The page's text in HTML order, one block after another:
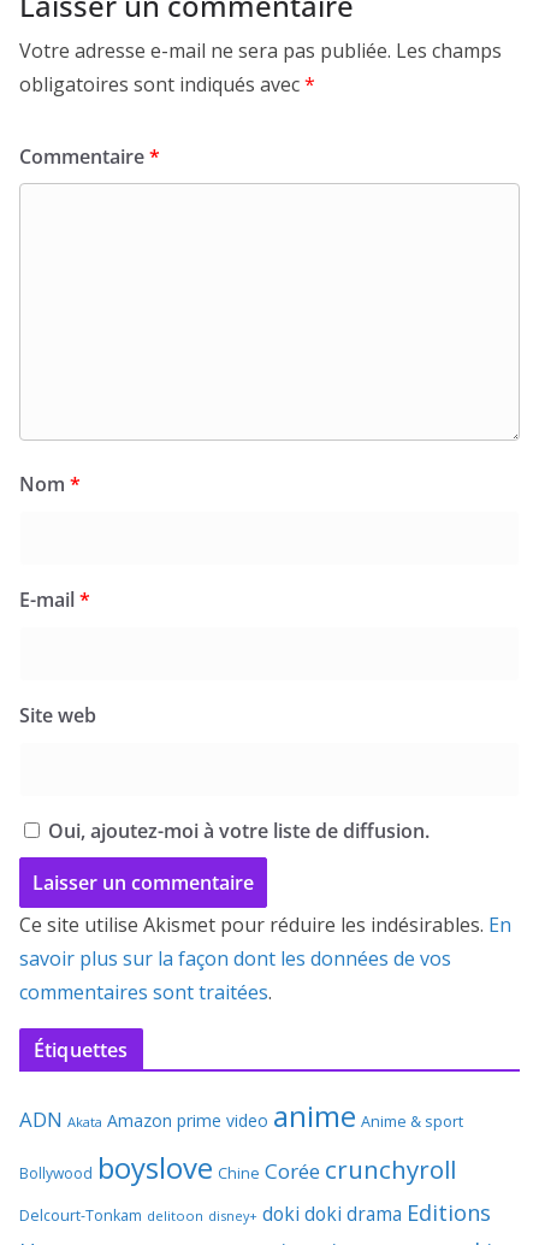
Votre adresse e-mail ne sera pas publiée. Les champs
obligatoires sont indiqués avec*
Commentaire*
Nom *
E-mail*
Site web
Oui, ajoutez-moi à votre liste de diffusion.
Ce site utilise Akismet pour réduire les indésirables. En
savoir plus sur la façon dont les données de vos
commentaires sont traitées.
Étiquettes
ADN Akata Amazon prime video anime Anime & sport
Bollywood boyslove Chine Corée crunchyroll
Delcourt-Tonkam delitoon disney+ doki doki drama Editions